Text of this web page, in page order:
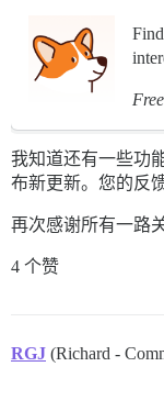
Free
我知道还有一些功
布新更新。您的反
再次感谢所有一路
4 个赞
RGJ (Richard -